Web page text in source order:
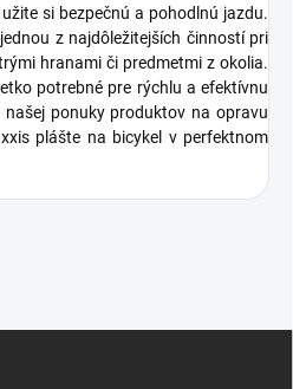
si bezpečnú a pohodlnú jazdu.
z najdôležitejších činností pri
hranami či predmetmi z okolia.
potrebné pre rýchlu a efektívnu
ponuky produktov na opravu
plášte na bicykel v perfektnom